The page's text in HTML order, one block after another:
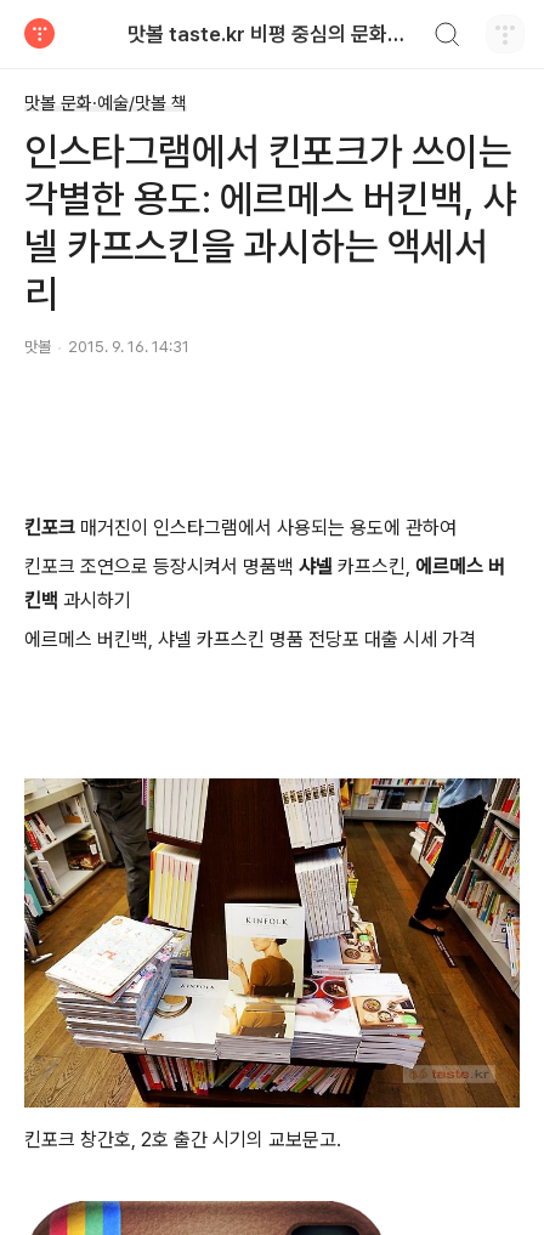
맛볼 taste.kr 비평 중심의 문화적 기호 · 맛 · 향기 리뷰
맛볼 문화·예술/맛볼 책
인스타그램에서 킨포크가 쓰이는
각별한 용도: 에르메스 버킨백, 샤
넬 카프스킨을 과시하는 액세서
리
맛볼 2015. 9. 16. 14:31
킨포크 매거진이 인스타그램에서 사용되는 용도에 관하여
킨포크 조연으로 등장시켜서 명품백 샤넬 카프스킨, 에르메스 버
킨백 과시하기
에르메스 버킨백, 샤넬 카프스킨 명품 전당포 대출 시세 가격
킨포크 창간호, 2호 출간 시기의 교보문고.